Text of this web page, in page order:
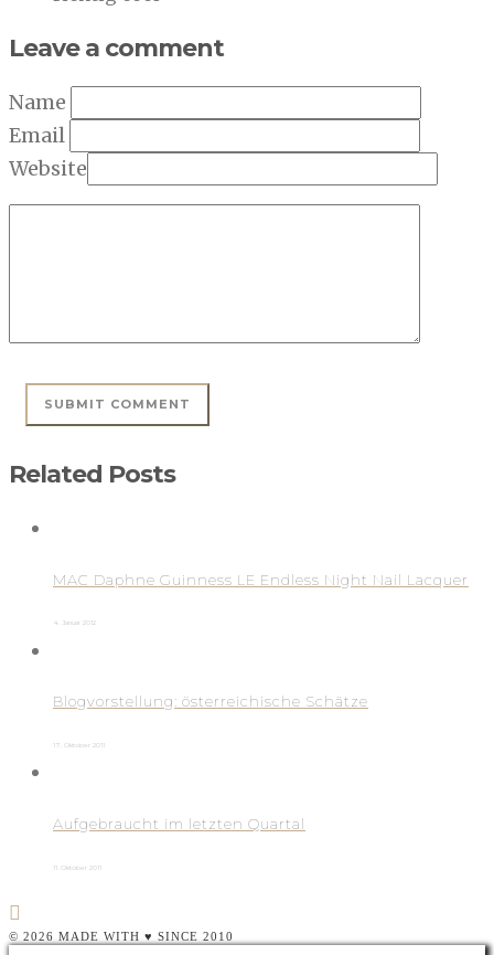
Leave a comment
Name
Email
Website
Related Posts
MAC Daphne Guinness LE Endless Night Nail Lacquer
4. Januar 2012
Blogvorstellung: österreichische Schätze
17. Oktober 2011
Aufgebraucht im letzten Quartal
11. Oktober 2011
© 2026 MADE WITH ♥ SINCE 2010